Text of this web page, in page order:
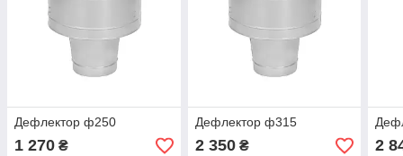
Дефлектор ф250
1 270 ₴
Дефлектор ф315
2 350₴ 2